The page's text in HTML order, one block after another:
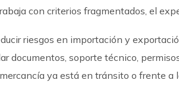
con criterios fragmentados, el
riesgos en importación y
documentos, soporte técnico,
ya está en tránsito o frente a